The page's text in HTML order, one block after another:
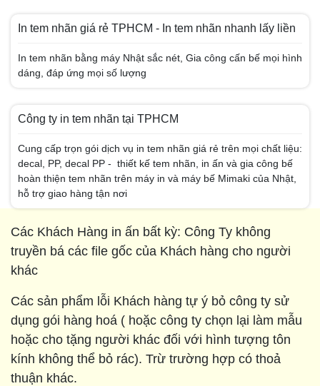
In tem nhãn giá rẻ TPHCM - In tem nhãn nhanh lấy liền
In tem nhãn bằng máy Nhật sắc nét, Gia công cấn bế mọi hình
dáng, đáp ứng mọi số lượng
Công ty in tem nhãn tại TPHCM
Cung cấp trọn gói dịch vụ in tem nhãn giá rẻ trên mọi chất liệu:
decal, PP, decal PP - thiết kế tem nhãn, in ấn và gia công bế
hoàn thiện tem nhãn trên máy in và máy bế Mimaki của Nhật,
hỗ trợ giao hàng tận nơi
Các Khách Hàng in ấn bất kỳ: Công Ty không
truyền bá các file gốc của Khách hàng cho người
khác
Các sản phẩm lỗi Khách hàng tự ý bỏ công ty sử
dụng gói hàng hoá ( hoặc công ty chọn lại làm mẫu
hoặc cho tặng người khác đối với hình tượng tôn
kính không thể bỏ rác). Trừ trường hợp có thoả
thuận khác.